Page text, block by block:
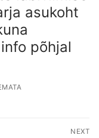
asukoht
põhjal
NEXT